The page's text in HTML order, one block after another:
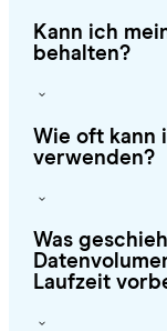
Kann ich
behalten?
Wie oft kann
verwenden?
Was
Laufzeit